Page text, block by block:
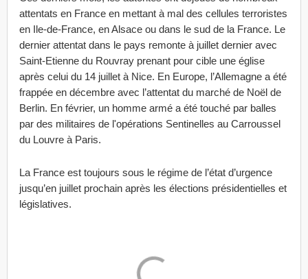
attentats en France en mettant à mal des cellules terroristes
en Ile-de-France, en Alsace ou dans le sud de la France. Le
dernier attentat dans le pays remonte à juillet dernier avec
Saint-Etienne du Rouvray prenant pour cible une église
après celui du 14 juillet à Nice. En Europe, l’Allemagne a été
frappée en décembre avec l’attentat du marché de Noël de
Berlin. En février, un homme armé a été touché par balles
par des militaires de l'opérations Sentinelles au Carroussel
du Louvre à Paris.
La France est toujours sous le régime de l’état d’urgence
jusqu’en juillet prochain après les élections présidentielles et
législatives.